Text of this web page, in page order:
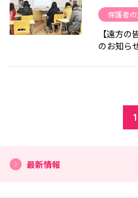
保護者
【遠方
のお知ら
1
最新情報